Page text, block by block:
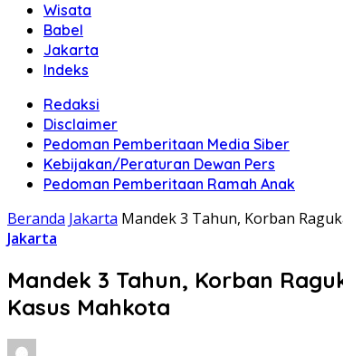
Wisata
Babel
Jakarta
Indeks
Redaksi
Disclaimer
Pedoman Pemberitaan Media Siber
Kebijakan/Peraturan Dewan Pers
Pedoman Pemberitaan Ramah Anak
Beranda Jakarta Mandek 3 Tahun, Korban
Jakarta
Mandek 3 Tahun, Korban
Kasus Mahkota